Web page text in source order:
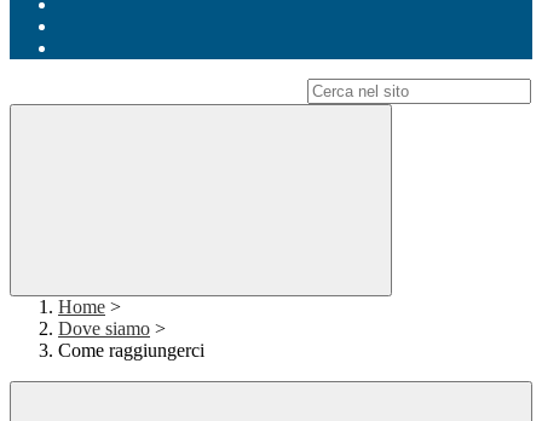
Home >
Dove siamo >
Come raggiungerci